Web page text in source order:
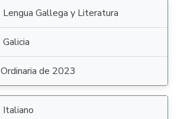
Lengua Gallega y Literatura
Galicia
Ordinaria de 2023
Italiano